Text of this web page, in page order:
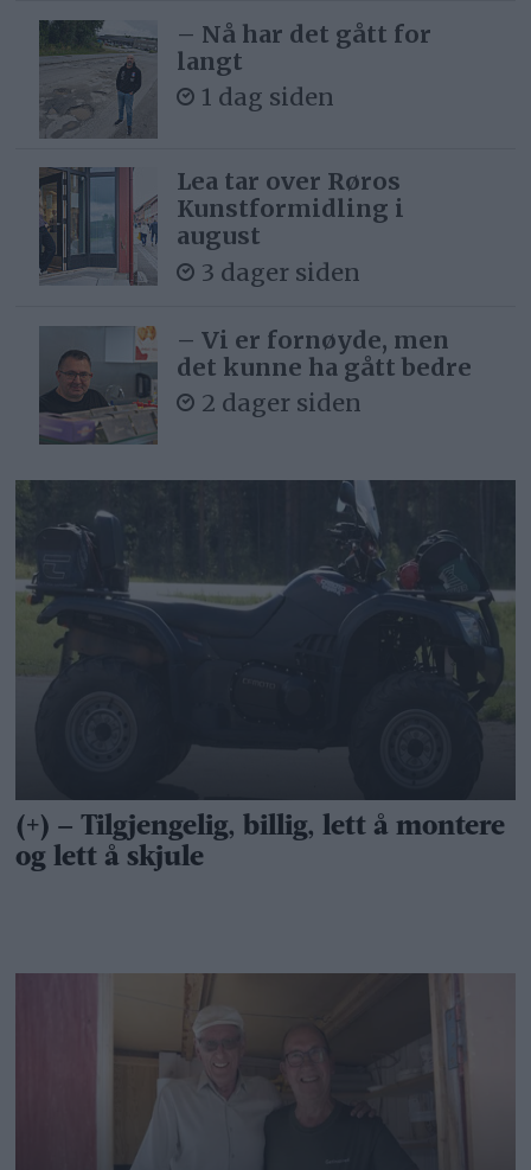
– Nå har det gått for
langt
1 dag siden
Lea tar over Røros
Kunstformidling i
august
3 dager siden
– Vi er fornøyde, men
det kunne ha gått bedre
2 dager siden